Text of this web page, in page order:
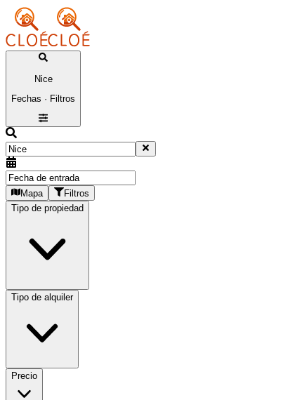
Nice
Fechas · Filtros
Mapa
Filtros
Tipo de propiedad
Tipo de alquiler
Precio